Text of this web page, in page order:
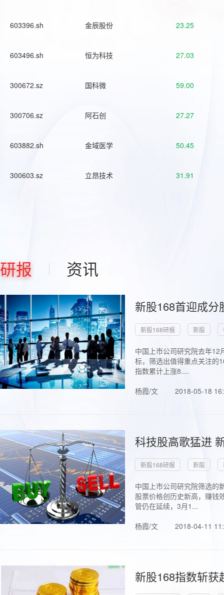
603396.sh 金辰股份 23.25
603496.sh 恒为科技 27.03
300672.sz 国科微 59.00
300706.sz 阿石创 27.27
603882.sh 金域医学 50.45
300603.sz 立昂技术 31.91
研报 资讯
新股168首迎成
新股168研报 新股
中国上市公司研究院去年
标，筛选出值得重点关注的
指数累计上涨8....
杨霞/文
2018-05-18
科技股高歌猛进
新股168研报 新股
中国上市公司研究院筛选的
股票价格创历史新高，赚钱
管仍在延续，3月1...
杨霞/文
2018-04-11
新股168指数斩